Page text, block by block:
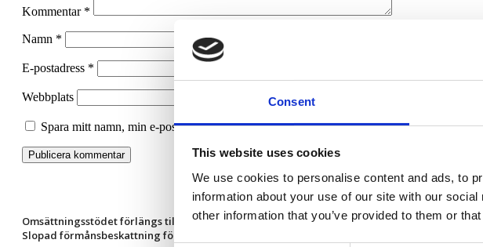
Consent
This website uses cookies
We use cookies to personalise content and ads, to
information about your use of our site with our
other information that you’ve provided to them or
Kommentar *
Namn *
E-postadress *
Webbplats
Spara mitt namn, min e-postadress och webbplats i denna webbläsare till nästa gång jag
Omsättningsstödet förlängs till mars-april
Slopad förmånsbeskattning för gåvor till anställda även under 2021